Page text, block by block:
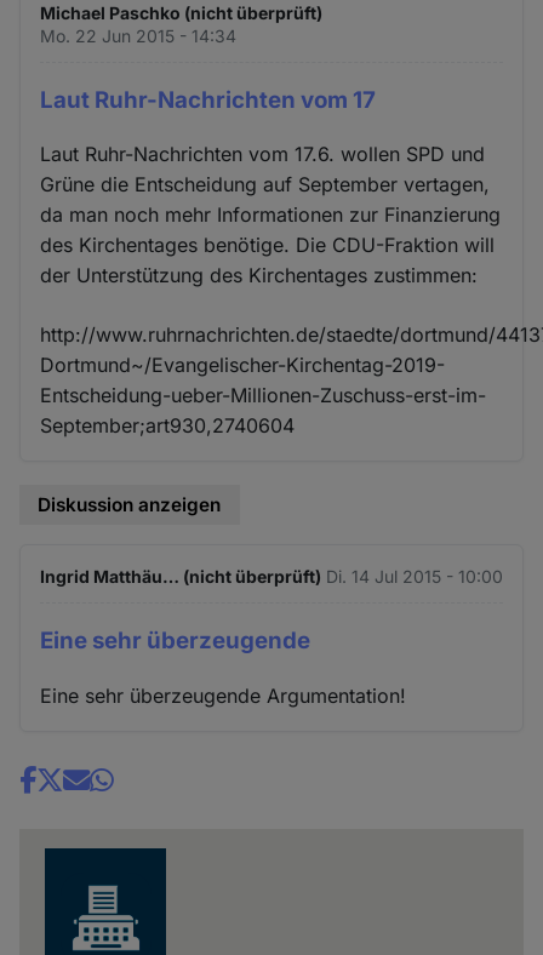
Michael Paschko (nicht überprüft)
Mo. 22 Jun 2015 - 14:34
Laut Ruhr-Nachrichten vom 17
Laut Ruhr-Nachrichten vom 17.6. wollen SPD und
Grüne die Entscheidung auf September vertagen,
da man noch mehr Informationen zur Finanzierung
des Kirchentages benötige. Die CDU-Fraktion will
der Unterstützung des Kirchentages zustimmen:
http://www.ruhrnachrichten.de/staedte/dortmund/
Dortmund~/Evangelischer-Kirchentag-2019-
Entscheidung-ueber-Millionen-Zuschuss-erst-im-
September;art930,2740604
Diskussion anzeigen
Ingrid Matthäu… (nicht überprüft) Di. 14 Jul 2015 - 10:00
Eine sehr überzeugende
Eine sehr überzeugende Argumentation!
Share